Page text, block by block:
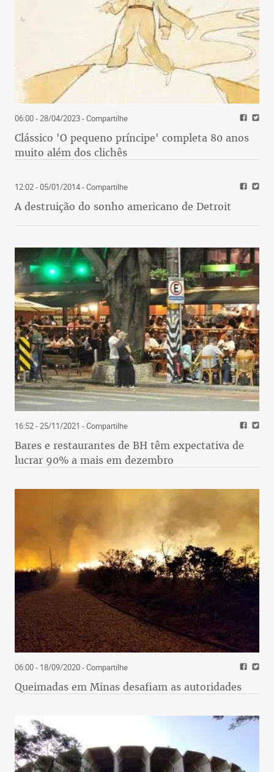
06:00 - 28/04/2023- Compartilhe
Clássico 'O pequeno príncipe' completa 80 anos
muito além dos clichês
12:02 - 05/01/2014- Compartilhe
A destruição do sonho americano de Detroit
16:52 - 25/11/2021 - Compartilhe
Bares e restaurantes de BH têm expectativa de
lucrar 90% a mais em dezembro
06:00 - 18/09/2020- Compartilhe
Queimadas em Minas desafiam as autoridades